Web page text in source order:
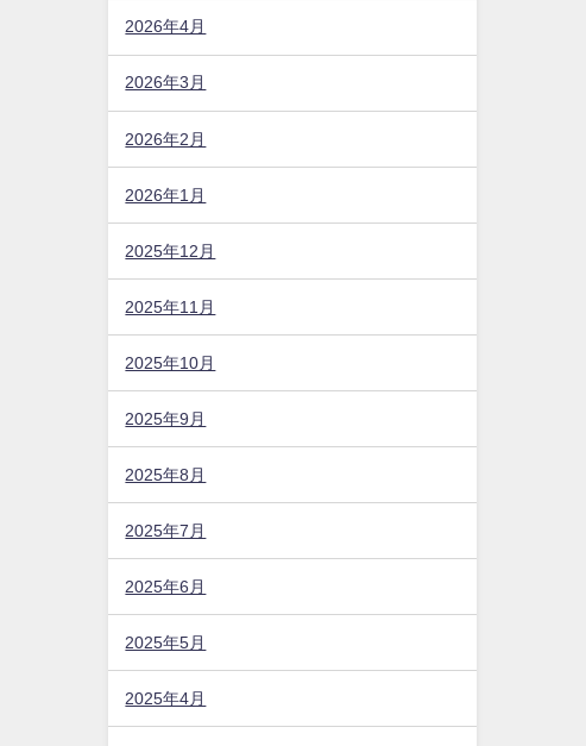
2026年4月
2026年3月
2026年2月
2026年1月
2025年12月
2025年11月
2025年10月
2025年9月
2025年8月
2025年7月
2025年6月
2025年5月
2025年4月